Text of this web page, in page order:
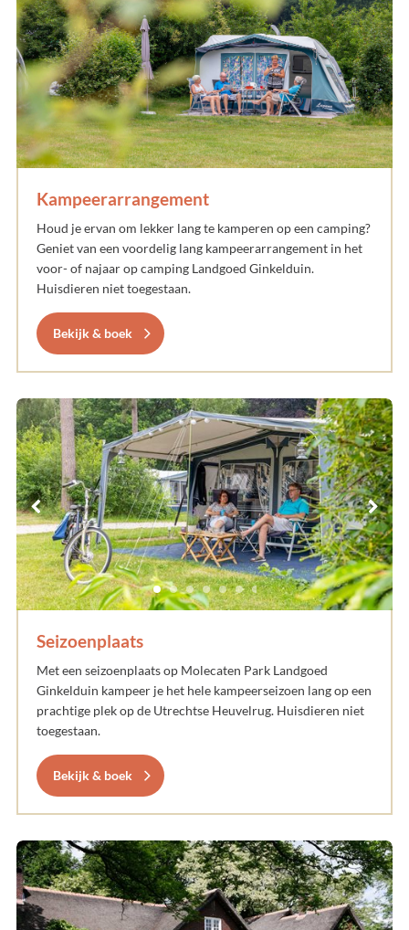
Kampeerarrangement
Houd je ervan om lekker lang te kamperen op een camping?
Geniet van een voordelig lang kampeerarrangement in het
voor- of najaar op camping Landgoed Ginkelduin.
Huisdieren niet toegestaan.
Bekijk & boek
Seizoenplaats
Met een seizoenplaats op Molecaten Park Landgoed
Ginkelduin kampeer je het hele kampeerseizoen lang op een
prachtige plek op de Utrechtse Heuvelrug. Huisdieren niet
toegestaan.
Bekijk & boek